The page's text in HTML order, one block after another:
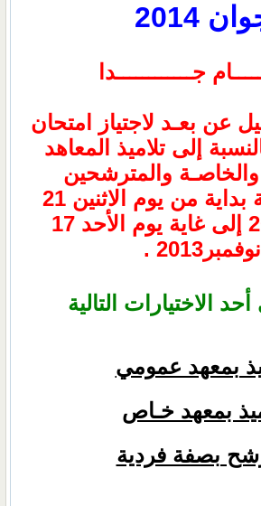
2014
جــــــــــــدا
عن بعـد لاجتياز امتحان
إلى تلاميذ المعاهد
والخاصـة والمترشحين
بداية من يوم الاثنين21
17
نوفمبر2013 .
الاختيارات التالية
بمعهد عمومي
بمعهد خـاص
بصفة فردية